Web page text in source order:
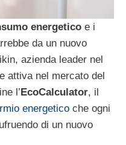
energetico e i
da un nuovo
azienda leader nel
attiva nel mercato del
l’ EcoCalculator, il
energetico che ogni
di un nuovo